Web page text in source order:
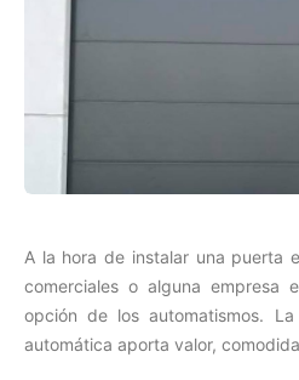
A la hora de instalar una puerta
comerciales o alguna empresa
opción de los automatismos.
automática aporta valor,